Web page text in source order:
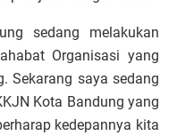
sedang melakukan
Organisasi yang
Sekarang saya sedang
Kota Bandung yang
kedepannya kita